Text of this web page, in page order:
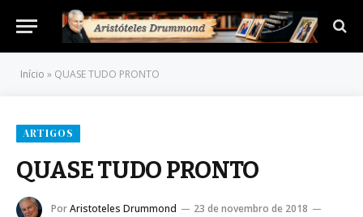
Início » QUASE TUDO PRONTO
ARTIGOS
QUASE TUDO PRONTO
PorAristoteles Drummond
23 de novembro de 2018